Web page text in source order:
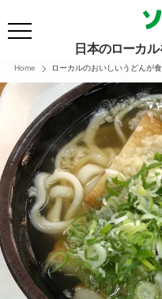
日本のローカル
Home ローカルのおいしいうどんが